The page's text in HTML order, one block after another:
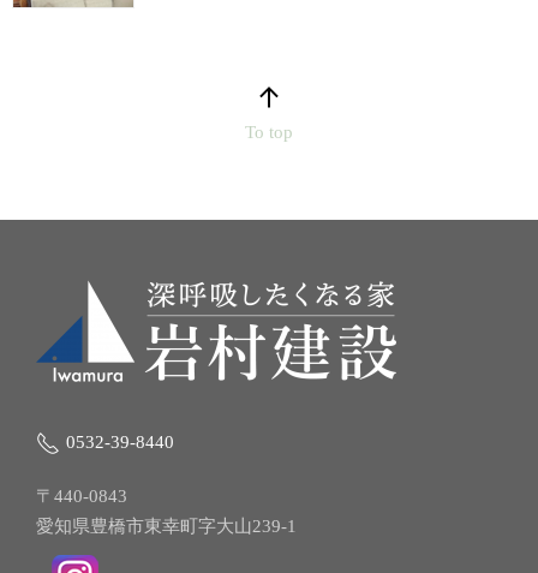
To top
0532-39-8440
〒440-0843
愛知県豊橋市東幸町字大山239-1